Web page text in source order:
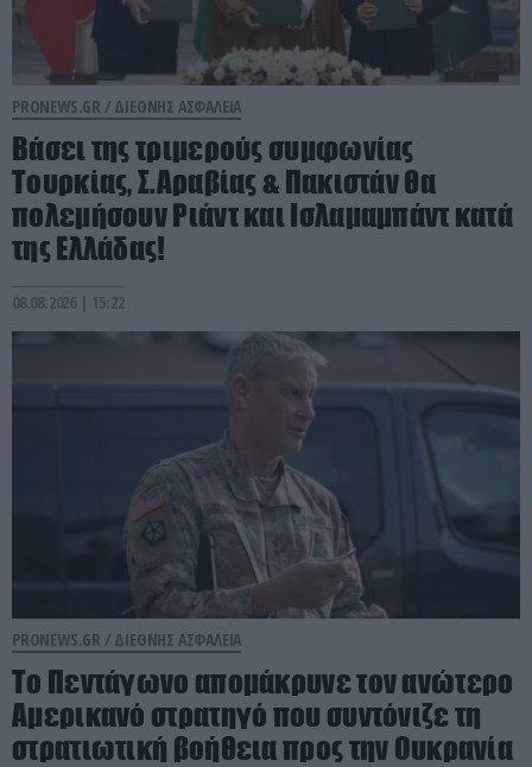
PRONEWS.GR / ΔΙΕΘΝΗΣ ΑΣΦΑΛΕΙΑ
Βάσει της τριμερούς συμφωνίας
Τουρκίας, Σ.Αραβίας & Πακιστάν θα
πολεμήσουν Ριάντ και Ισλαμαμπάντ κατά
της Ελλάδας!
08.08.2026 | 15:22
PRONEWS.GR / ΔΙΕΘΝΗΣ ΑΣΦΑΛΕΙΑ
Το Πεντάγωνο απομάκρυνε τον ανώτερο
Αμερικανό στρατηγό που συντόνιζε τη
στρατιωτική βοήθεια προς την Ουκρανία